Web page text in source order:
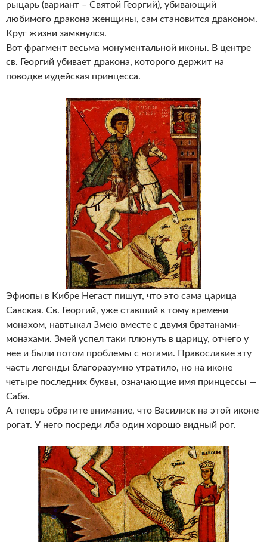
рыцарь (вариант – Святой Георгий), убивающий
любимого дракона женщины, сам становится драконом.
Круг жизни замкнулся.
Вот фрагмент весьма монументальной иконы. В центре
св. Георгий убивает дракона, которого держит на
поводке иудейская принцесса.
Эфиопы в Кибре Негаст пишут, что это сама царица
Савская. Св. Георгий, уже ставший к тому времени
монахом, навтыкал Змею вместе с двумя братанами-
монахами. Змей успел таки плюнуть в царицу, отчего у
нее и были потом проблемы с ногами. Православие эту
часть легенды благоразумно утратило, но на иконе
четыре последних буквы, означающие имя принцессы —
Саба.
А теперь обратите внимание, что Василиск на этой иконе
рогат. У него посреди лба один хорошо видный рог.